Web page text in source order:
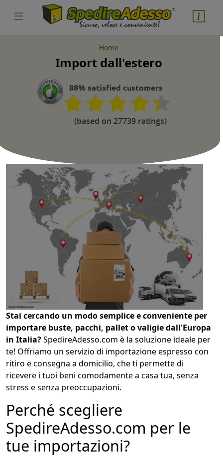
cosa spedire
Pacco
Nazione partenza
Nazione arrivo
quantità
cm cm
calcola
Home
Import dall'estero
88% satisfied customers
(based on 27739 ratings)
Stai cercando un modo semplice e conveniente per
importare buste, pacchi, pallet o valigie dall'Europa
in Italia?SpedireAdesso.com è la soluzione ideale per
te! Offriamo un servizio di importazione espresso con
ritiro e consegna a domicilio, che ti permette di
ricevere i tuoi beni comodamente a casa tua, senza
stress e senza preoccupazioni.
Perché scegliere
SpedireAdesso.com per le
tue importazioni?